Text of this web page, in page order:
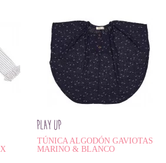
PLAY UP
TÚNICA ALGODÓN GAVIOTAS
MARINO & BLANCO